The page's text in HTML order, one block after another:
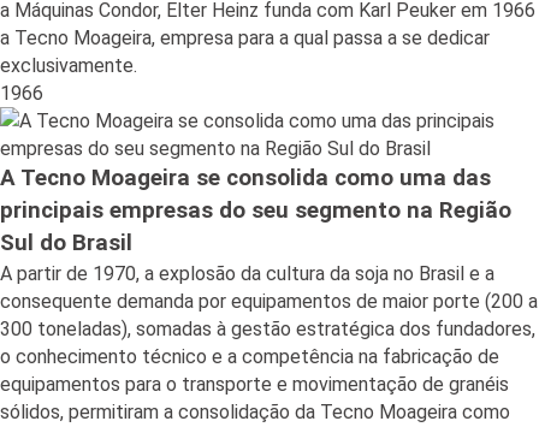
a Máquinas Condor, Elter Heinz funda com Karl Peuker em 1966
a Tecno Moageira, empresa para a qual passa a se dedicar
exclusivamente.
1966
A Tecno Moageira se consolida como uma das
principais empresas do seu segmento na Região
Sul do Brasil
A partir de 1970, a explosão da cultura da soja no Brasil e a
consequente demanda por equipamentos de maior porte (200 a
300 toneladas), somadas à gestão estratégica dos fundadores,
o conhecimento técnico e a competência na fabricação de
equipamentos para o transporte e movimentação de granéis
sólidos, permitiram a consolidação da Tecno Moageira como